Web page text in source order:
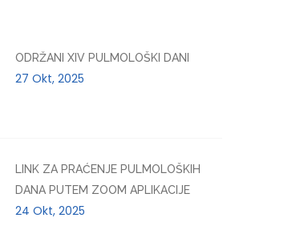
ODRŽANI XIV PULMOLOŠKI DANI
27 Okt, 2025
LINK ZA PRAĆENJE PULMOLOŠKIH
DANA PUTEM ZOOM APLIKACIJE
24 Okt, 2025